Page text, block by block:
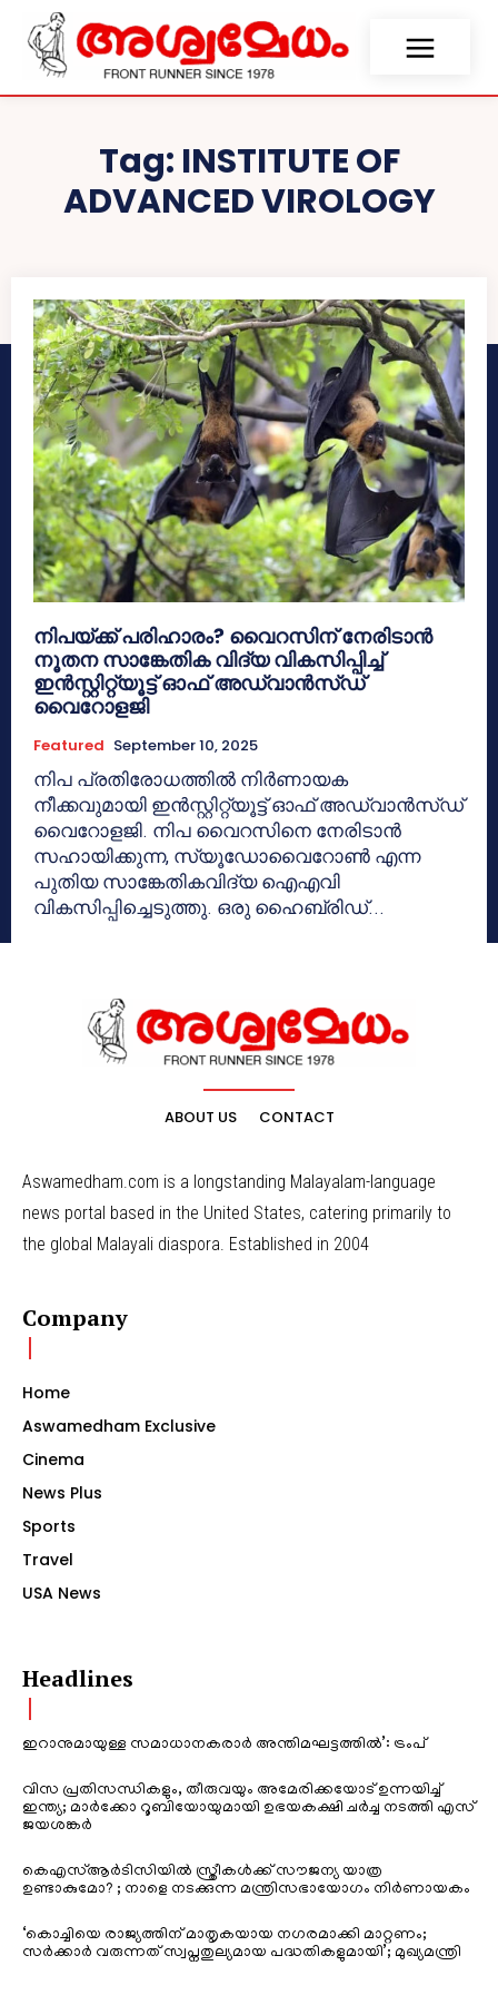
Tag: INSTITUTE OF
ADVANCED VIROLOGY
നിപയ്ക്ക് പരിഹാരം? വൈറസിന് നേരിടാൻ
നൂതന സാങ്കേതിക വിദ്യ വികസിപ്പിച്ച്
ഇൻസ്റ്റിറ്റ്യൂട്ട് ഓഫ് അഡ്വാൻസ്ഡ്
വൈറോളജി
Featured September 10, 2025
നിപ പ്രതിരോധത്തിൽ നിർണായക
നീക്കവുമായി ഇൻസ്റ്റിറ്റ്യൂട്ട് ഓഫ് അഡ്വാൻസ്ഡ്
വൈറോളജി. നിപ വൈറസിനെ നേരിടാൻ
സഹായിക്കുന്ന, സ്യൂഡോവൈറോൺ എന്ന
പുതിയ സാങ്കേതികവിദ്യ ഐഎവി
വികസിപ്പിച്ചെടുത്തു. ഒരു ഹൈബ്രിഡ്...
ABOUT US CONTACT
Aswamedham.com is a longstanding Malayalam-language
news portal based in the United States, catering primarily to
the global Malayali diaspora. Established in 2004
Company
Home
Aswamedham Exclusive
Cinema
News Plus
Sports
Travel
USA News
Headlines
ഇറാനുമായുള്ള സമാധാനകരാർ അന്തിമഘട്ടത്തിൽ‌’: ട്രംപ്
വിസ പ്രതിസന്ധികളും, തീരുവയും അമേരിക്കയോട് ഉന്നയിച്ച്
ഇന്ത്യ; മാർക്കോ റൂബിയോയുമായി ഉഭയകക്ഷി ചർച്ച നടത്തി എസ്
ജയശങ്കർ
കെഎസ്ആർടിസിയിൽ സ്ത്രീകൾക്ക് സൗജന്യ യാത്ര
ഉണ്ടാകുമോ? ; നാളെ നടക്കുന്ന മന്ത്രിസഭായോഗം നിർണായകം
‘കൊച്ചിയെ രാജ്യത്തിന് മാതൃകയായ നഗരമാക്കി മാറ്റണം;
സർക്കാർ വരുന്നത് സ്വപ്നതുല്യമായ പദ്ധതികളുമായി’; മുഖ്യമന്ത്രി